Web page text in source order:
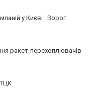
у Києві . Ворог
ракет-перехоплювачів